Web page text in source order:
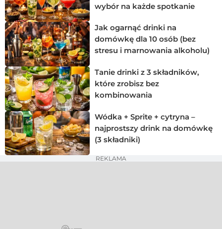
wybór na każde spotkanie
Jak ogarnąć drinki na
domówkę dla 10 osób (bez
stresu i marnowania alkoholu)
Tanie drinki z 3 składników,
które zrobisz bez
kombinowania
Wódka + Sprite + cytryna –
najprostszy drink na domówkę
(3 składniki)
REKLAMA